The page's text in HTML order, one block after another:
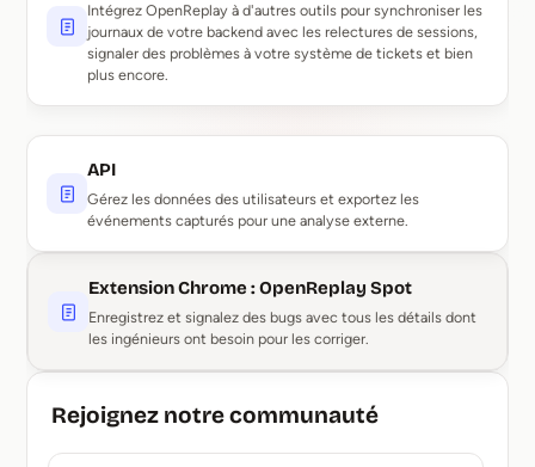
Intégrez OpenReplay à d'autres outils pour synchroniser les
journaux de votre backend avec les relectures de sessions,
signaler des problèmes à votre système de tickets et bien
plus encore.
API
Gérez les données des utilisateurs et exportez les
événements capturés pour une analyse externe.
Extension Chrome : OpenReplay Spot
Enregistrez et signalez des bugs avec tous les détails dont
les ingénieurs ont besoin pour les corriger.
Rejoignez notre communauté